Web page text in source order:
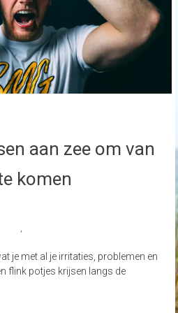
aan zee om van
komen
,
je met al je irritaties, problemen en
flink potjes krijsen langs de